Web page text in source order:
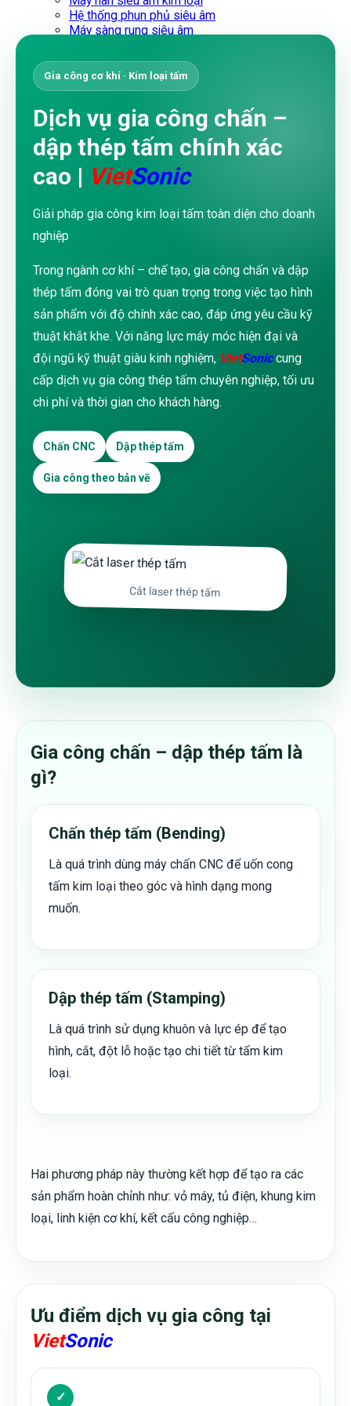
Hệ thống phun phủ siêu âm
Máy sàng rung siêu âm
Đào tạo doanh nghiệp
Tư vấn – Thiết kế
Gia công cơ khí
Chống thấm
Đánh giá hư hỏng
Thiết kế Website WordPress
Túi vải không dệt
Sản xuất túi vải không dệt
Video Ứng dụng
Máy hàn siêu âm
Máy hàn siêu âm cầm tay
Máy hàn vảy thiếc siêu âm
Khuấy và trích ly siêu âm
Máy sản xuất túi vải
DOWNLOAD
Tiếng Việt
Tiếng Việt
English
日本語
中文 (中国)
ไทย
Tìm
Gia công cơ khí · Kim loại tấm
Dịch vụ gia công chấn –
dập thép tấm chính xác
cao | VietSonic
Giải pháp gia công kim loại tấm toàn diện cho doanh
nghiệp
Trong ngành cơ khí – chế tạo, gia công chấn và dập
thép tấm đóng vai trò quan trọng trong việc tạo hình
sản phẩm với độ chính xác cao, đáp ứng yêu cầu kỹ
thuật khắt khe. Với năng lực máy móc hiện đại và
đội ngũ kỹ thuật giàu kinh nghiệm, VietSoniccung
cấp dịch vụ gia công thép tấm chuyên nghiệp, tối ưu
chi phí và thời gian cho khách hàng.
Chấn CNC Dập thép tấm
Gia công theo bản vẽ
Cắt laser thép tấm
Gia công chấn – dập thép tấm là
gì?
Chấn thép tấm (Bending)
Là quá trình dùng máy chấn CNC để uốn cong
tấm kim loại theo góc và hình dạng mong
muốn.
Dập thép tấm (Stamping)
Là quá trình sử dụng khuôn và lực ép để tạo
hình, cắt, đột lỗ hoặc tạo chi tiết từ tấm kim
loại.
Hai phương pháp này thường kết hợp để tạo ra các
sản phẩm hoàn chỉnh như: vỏ máy, tủ điện, khung kim
loại, linh kiện cơ khí, kết cấu công nghiệp…
Ưu điểm dịch vụ gia công tại
VietSonic
✓